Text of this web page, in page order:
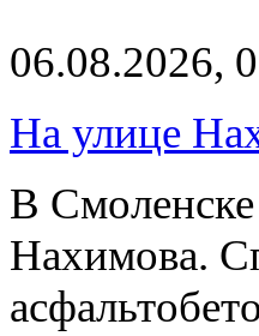
06.08.2026,
На улице
В Смоленске
Нахимова.